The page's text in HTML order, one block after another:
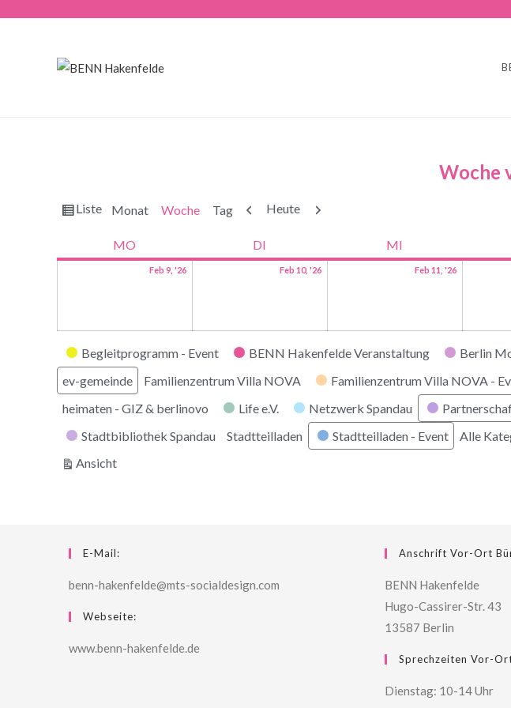
Woche
Ansicht
Liste Monat Woche Tag Zurück
Heute Weiter
MO DI MI
Feb 9, '26 Feb 10, '26 Feb 11, '26
Kategorien
Begleitprogramm - Event BENN Hakenfelde Veranstaltung Berlin
ev-gemeinde
Familienzentrum Villa NOVA Familienzentrum Villa NOVA -
heimaten - GIZ & berlinovo
Life e.V. Netzwerk Spandau
Stadtbibliothek Spandau
Stadtteilladen Stadtteilladen - Event
Alle
Ansichtausdrucken
E-Mail:
benn-hakenfelde@mts-socialdesign.com
Webseite:
www.benn-hakenfelde.de
Anschrift Vor-Ort
BENN Hakenfelde
Hugo-Cassirer-Str. 43
13587 Berlin
Sprechzeiten Vor-
Dienstag: 10-14 Uhr